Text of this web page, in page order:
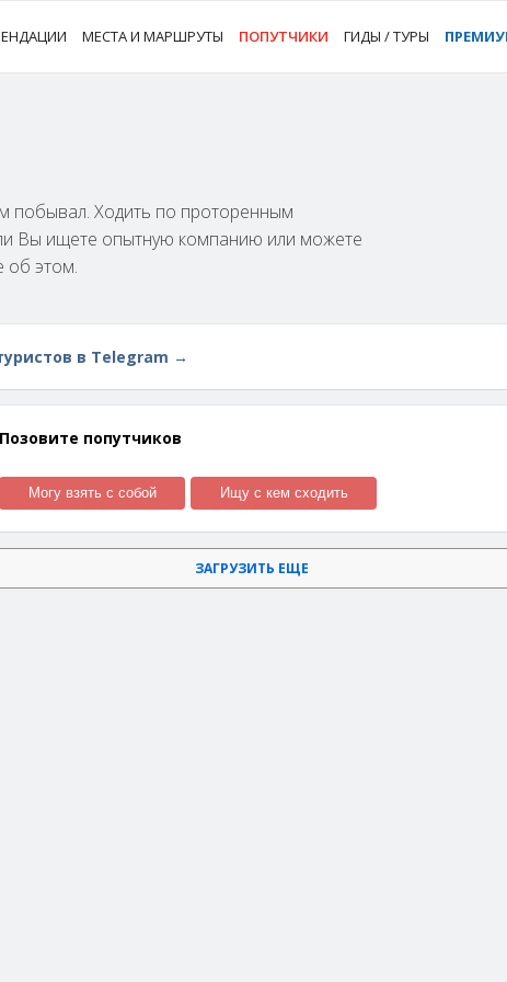
МЕСТА И МАРШРУТЫ ПОПУТЧИКИ ГИДЫ / ТУРЫ
побывал. Ходить по проторенным
Вы ищете опытную компанию или можете
об этом.
в Telegram →
Позовите попутчиков
Могу взять с собой Ищу с кем сходить
ЗАГРУЗИТЬ ЕЩЕ